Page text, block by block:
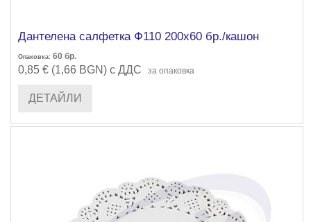
Дантелена салфетка Ф110 200х60 бр./кашон
Опаковка: 60 бр.
0,85 € (1,66 BGN) с ДДС за опаковка
ДЕТАЙЛИ